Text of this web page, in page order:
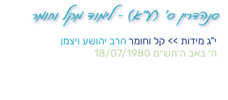
סנהדרין ס' (ע"א) – לימוד מקל וחומר
י"ג מידות >> קל וחומר הרב יהושע ויצמן
ה׳ באב ה׳תש״מ 18/07/1980